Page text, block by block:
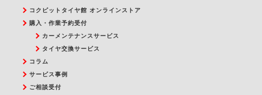
コクピットタイヤ館 オンラインストア
購入・作業予約受付
カーメンテナンスサービス
タイヤ交換サービス
コラム
サービス事例
ご相談受付